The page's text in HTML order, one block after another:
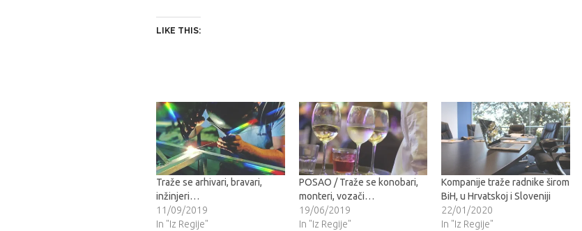
LIKE THIS:
Traže se arhivari, bravari,
inžinjeri…
11/09/2019
In "Iz Regije"
POSAO / Traže se konobari,
monteri, vozači…
19/06/2019
In "Iz Regije"
Kompanije traže radnike širom
BiH, u Hrvatskoj i Sloveniji
22/01/2020
In "Iz Regije"